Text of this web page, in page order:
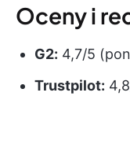
Oceny i
G2: 4,7/5
Trustpilot: